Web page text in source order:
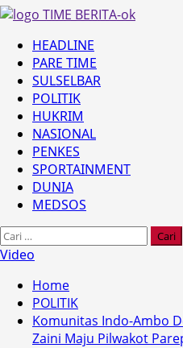
Primary
Menu
HEADLINE
PARE TIME
SULSELBAR
POLITIK
HUKRIM
NASIONAL
PENKES
SPORTAINMENT
DUNIA
MEDSOS
Cari
untuk:
Video
Home
POLITIK
Komunitas Indo-Ambo
Zaini Maju Pilwakot